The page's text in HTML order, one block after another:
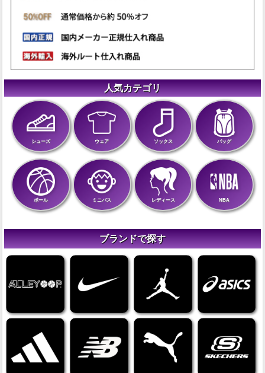
人気カテゴリ
シューズ ウェア ソックス バッグ
ボール ミニバス レディース NBA
ブランドで探す